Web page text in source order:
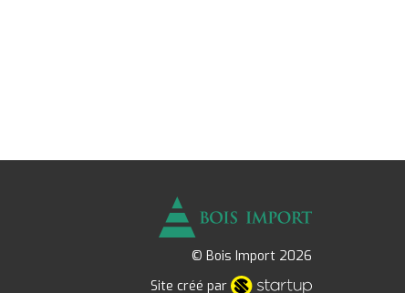
© Bois Import 2026
Site créé par